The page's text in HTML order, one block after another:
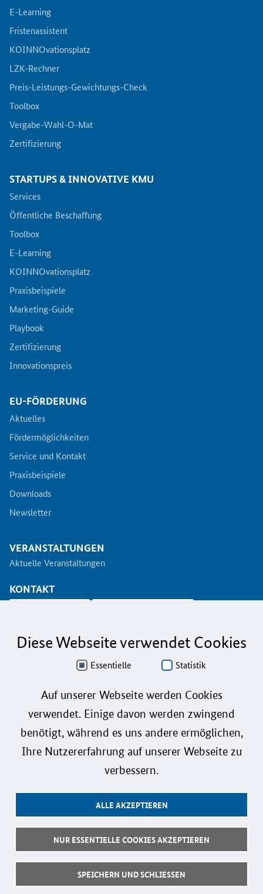
E-Learning
Fristenassistent
KOINNOvationsplatz
LZK-Rechner
Preis-Leistungs-Gewichtungs-Check
Toolbox
Vergabe-Wahl-O-Mat
Zertifizierung
STARTUPS & INNOVATIVE KMU
Services
Öffentliche Beschaffung
Toolbox
E-Learning
KOINNOvationsplatz
Praxisbeispiele
Marketing-Guide
Playbook
Zertifizierung
Innovationspreis
EU-FÖRDERUNG
Aktuelles
Fördermöglichkeiten
Service und Kontakt
Praxisbeispiele
Downloads
Newsletter
VERANSTALTUNGEN
Aktuelle Veranstaltungen
KONTAKT
Aus Gründen der besseren Lesbarkeit wird auf die gleichzeitige Verwendung der
Personenbezeichnungen gelten gleichermaßen für alle Geschlechter.
Datenschutz
Barrierefreiheit
Gebärdensprache
Follow us:
Diese Webseite verwendet Cookies
Essentielle Statistik
Auf unserer Webseite werden Cookies
verwendet. Einige davon werden zwingend
benötigt, während es uns andere ermöglichen,
Ihre Nutzererfahrung auf unserer Webseite zu
verbessern.
ALLE AKZEPTIEREN
NUR ESSENTIELLE COOKIES AKZEPTIEREN
SPEICHERN UND SCHLIESSEN